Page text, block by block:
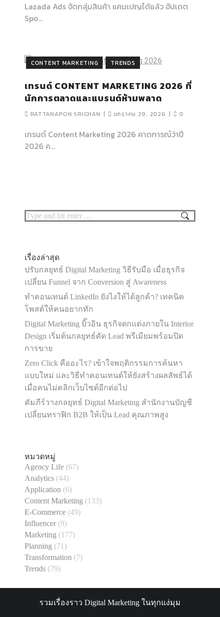
Lazada Ads จัดกลุ่มสินค้า แคมเปญได้แล้ว อัปเดต
Spo...
CONTENT MARKETING TRENDS
เทรนด์ CONTENT MARKETING 2026 ที่
นักการตลาดและแบรนด์ห้ามพลาด
RATTANAPON SRICHAN มกราคม 29, 2026 0
เทรนด์ Content Marketing 2026 คาดการณ์ว่าปี
2026 ค...
Search:
เรื่องล่าสุด
ปรับกลยุทธ์ Digital Marketing วิธีรับมือ เมื่อธุรกิจ
เปลี่ยน Funnel จาก Conversion สู่ Awareness
ทำคอนเทนต์ LinkedIn ยังไงให้ได้ลูกค้า? เทคนิค
โพสต์ให้คนอยากทัก
Digital Marketing บิ๊วอิน ธุรกิจตกแต่งภายใน Interior
Design เริ่มต้นกลยุทธ์คัด Lead พรีเมียมพร้อมปิด
การขาย
Zero Click คืออะไร? เข้าใจพฤติกรรมการค้นหา
แบบใหม่ และวิธีทำคอนเทนต์ให้ยังสร้างผลลัพธ์ได้
เมื่อคนไม่คลิกเว็บไซต์อีกต่อไป
คัมภีร์วางกลยุทธ์ Digital Marketing สำนักงานบัญชี
เปลี่ยนทราฟิก B2B ให้เป็น Lead คุณภาพสูง
หมวดหมู่
Agency Life (67)
Analytics (44)
Application (6)
Content Marketing (133)
E-Commerce (49)
Influencer (9)
Marketing (177)
Planning (71)
Transformation (7)
Trends (79)
รวมเรื่องราว Digital Marketing ในทุกแง่มุม